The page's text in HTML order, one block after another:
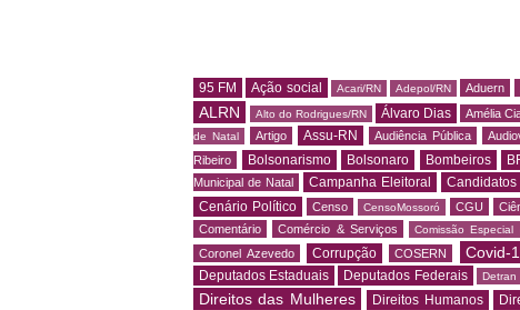
95 FM Ação social Acari/RN Adepol/RN Aduern
ALRN
Alto do Rodrigues/RN Álvaro Dias Amélia
de Natal
Artigo Assu-RN Audiência Pública
Ribeiro
Bolsonarismo Bolsonaro Bombeiros
Municipal de Natal
Campanha Eleitoral Candidatos
Cenário Político Censo CensoMossoró CGU
Comentário Comércio & Serviços Comissão Especial
Coronel Azevedo Corrupção COSERN Covid-
Deputados Estaduais Deputados Federais Detran
Direitos das Mulheres Direitos Humanos